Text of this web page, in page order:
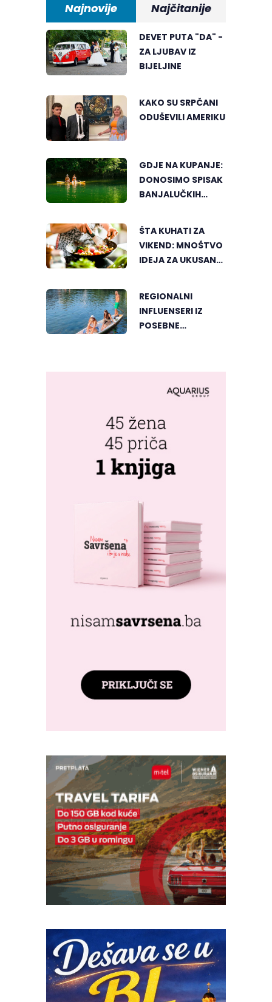
Najnovije Najčitanije
DEVET PUTA "DA" -
ZA LJUBAV IZ
BIJELJINE
KAKO SU SRPČANI
ODUŠEVILI AMERIKU
GDJE NA KUPANJE:
DONOSIMO SPISAK
BANJALUČKIH
OSVJEŽENJE
TEKOM LJETNIH
VRUĆINA
ŠTA KUHATI ZA
VIKEND: MNOŠTVO
IDEJA ZA UKUSAN
REGIONALNI
INFLUENSERI IZ
POSEBNE
BANJALUKU